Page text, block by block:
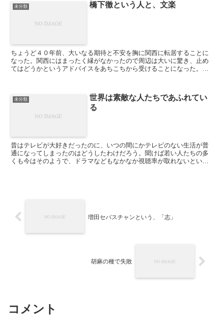
未分類 橋下徹という人と、文楽
ちょうど４０年前、大いなる期待と不安を胸に関西に転居することに
なった。関西にはまったく縁がなかったので周辺は大いに驚き、止め
てはどうかというアドバイスをあちこちから受けることになった。し
未分類
世界は素敵な人たちであふれてい
る
昔はテレビが大好きだったのに、いつの間にかテレビのない生活が普
通になってしまったのはどうしたわけだろう。聞けば若い人たちの多
くも今はそのようで、ドラマなどもなかなか視聴率が取れないとい
増田セバスチャンという、「志」
胡麻の種で失敗
コメント